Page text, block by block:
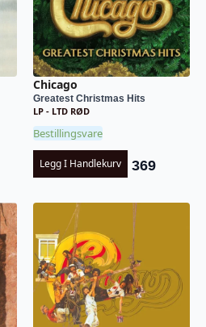
Chicago
Greatest Christmas Hits
LP - LTD RØD
Bestillingsvare
Legg I Handlekurv 369